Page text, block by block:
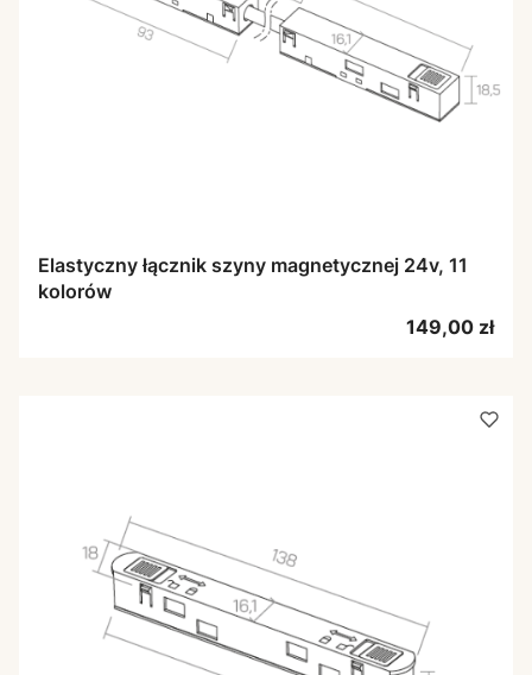
Elastyczny łącznik szyny magnetycznej 24v, 11
kolorów
Cena
149,00 zł